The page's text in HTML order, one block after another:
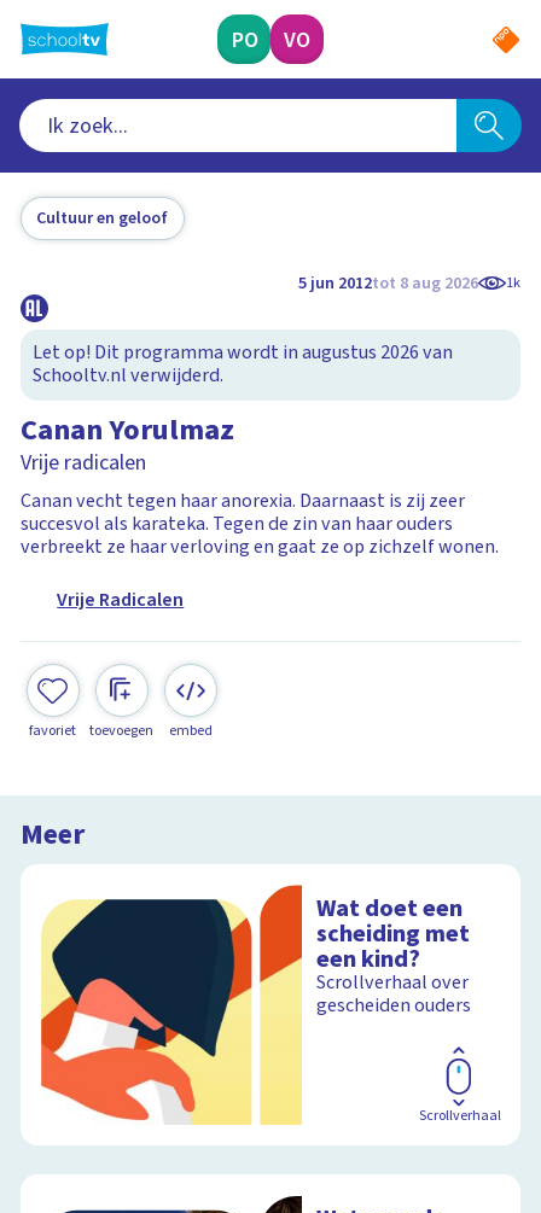
naar
hoofdinhoud
PO VO
Cultuur en geloof
5 jun 2012tot 8 aug 2026 1k
Let op! Dit programma wordt in augustus 2026 van
Schooltv.nl verwijderd.
Canan Yorulmaz
Vrije radicalen
Canan vecht tegen haar anorexia. Daarnaast is zij zeer
succesvol als karateka. Tegen de zin van haar ouders
verbreekt ze haar verloving en gaat ze op zichzelf wonen.
Vrije Radicalen
favoriet toevoegen embed
Meer
Wat doet een
scheiding met
een kind?
Scrollverhaal over
gescheiden ouders
Scrollverhaal